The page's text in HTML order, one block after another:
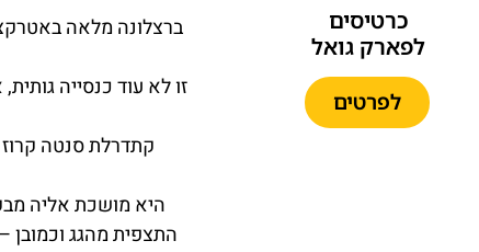
כרטיסים
לפארק גואל
לפרטים
ברצלונה מלאה
זו לא עוד כנסייה
קתדרלת סנטה
היא מושכת אליה
התצפית מהגג